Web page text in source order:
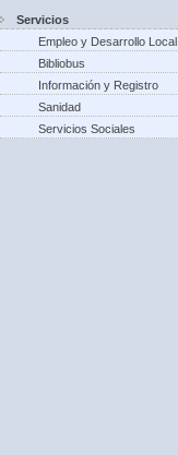
Servicios
Empleo y Desarrollo Local
Bibliobus
Información y Registro
Sanidad
Servicios Sociales